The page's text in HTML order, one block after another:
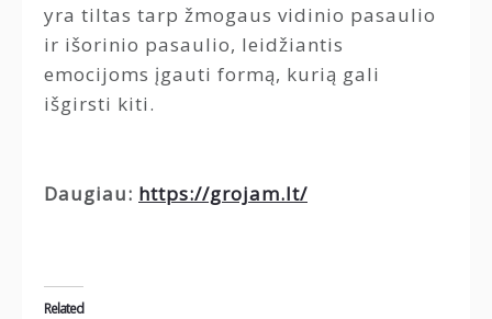
yra tiltas tarp žmogaus vidinio pasaulio
ir išorinio pasaulio, leidžiantis
emocijoms įgauti formą, kurią gali
išgirsti kiti.
Daugiau: https://grojam.lt/
Related